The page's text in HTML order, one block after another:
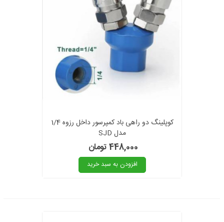
کوپلینگ دو راهی باد کمپرسور داخل رزوه 1/4
مدل SJD
448,000 تومان
افزودن به سبد خرید